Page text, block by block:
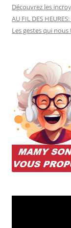
Découvrez les
AU FIL DES
Les gestes qui